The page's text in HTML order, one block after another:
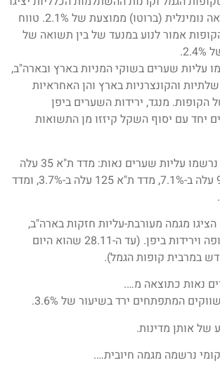
בנובמבר 2024 תשואה נומינלית (ברוטו) ממוצעת של 2.1%. טווח
אמור לנוע במנעד של בין תשואה של
עליות שערים בשוקי המניות בארץ ובארה"ב,
והקונצרניות בארץ והן האחראיות
הקופות. מנגד, ירידות השערים ביפן
יחד עם יסוף השקל קיזזו מן התשואות
בשוק המניות בארץ נרשמו עליות שערים נאות: מדד ת"א 35 עלה
ב-2.6%, מדד ת"א 90 עלה ב-7.1%, מדד ת"א 125 עלה ב-3.7%, ומדד
מגמה מעורבת-עליות חזקות בארה"ב,
מגמה מעורבת באירופה וירידות ביפן. (עד ה-28.11 שהוא היום
במרבית קופות הגמל).
נאות כתוצאה מ….
המתפתחים ירד בשיעור של 3.6%.
של אותן מדינות.
נרשמה מגמה חיובית….